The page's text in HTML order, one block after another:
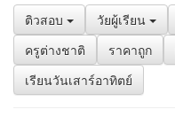
ติวสอบ วัยผู้เรียน
ครูต่างชาติ
ราคาถูก
เรียนวันเสาร์อาทิตย์